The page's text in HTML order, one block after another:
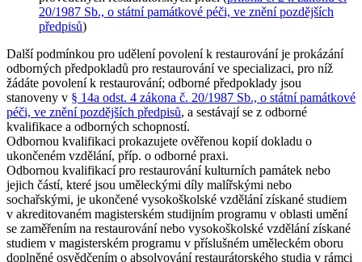
20/1987 Sb., o státní památkové péči, ve znění pozdějších
předpisů)
Další podmínkou pro udělení povolení k restaurování je prokázání
odborných předpokladů pro restaurování ve specializaci, pro níž
žádáte povolení k restaurování; odborné předpoklady jsou
stanoveny v § 14a odst. 4 zákona č. 20/1987 Sb., o státní památkové
péči, ve znění pozdějších předpisů, a sestávají se z odborné
kvalifikace a odborných schopností.
Odbornou kvalifikaci prokazujete ověřenou kopií dokladu o
ukončeném vzdělání, příp. o odborné praxi.
Odbornou kvalifikací pro restaurování kulturních památek nebo
jejich částí, které jsou uměleckými díly malířskými nebo
sochařskými, je ukončené vysokoškolské vzdělání získané studiem
v akreditovaném magisterském studijním programu v oblasti umění
se zaměřením na restaurování nebo vysokoškolské vzdělání získané
studiem v magisterském programu v příslušném uměleckém oboru
doplněné osvědčením o absolvování restaurátorského studia v rámci